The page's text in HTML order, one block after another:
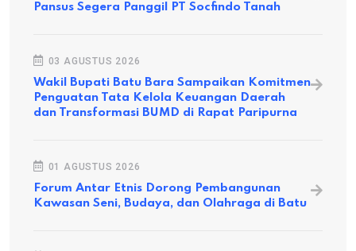
Pansus Segera Panggil PT Socfindo Tanah
03 AGUSTUS 2026
Wakil Bupati Batu Bara Sampaikan Komitmen
Penguatan Tata Kelola Keuangan Daerah
dan Transformasi BUMD di Rapat Paripurna
01 AGUSTUS 2026
Forum Antar Etnis Dorong Pembangunan
Kawasan Seni, Budaya, dan Olahraga di Batu